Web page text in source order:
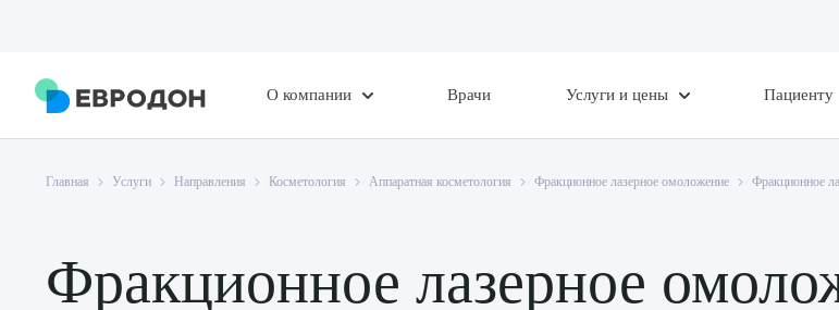
О компании Врачи Услуги и цены Пациенту
Главная Услуги Направления Косметология Аппаратная косметология Фракционное лазерное омоложение Фракционное
Фракционное лазерное